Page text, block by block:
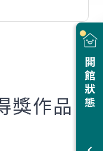
開館狀態
獎作品